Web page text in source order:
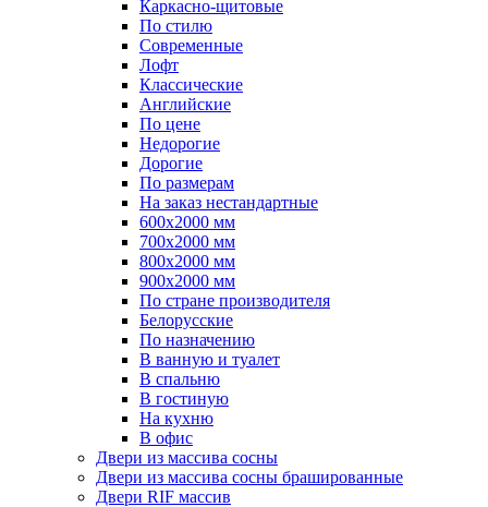
Каркасно-щитовые
По стилю
Современные
Лофт
Классические
Английские
По цене
Недорогие
Дорогие
По размерам
На заказ нестандартные
600х2000 мм
700х2000 мм
800х2000 мм
900х2000 мм
По стране производителя
Белорусские
По назначению
В ванную и туалет
В спальню
В гостиную
На кухню
В офис
Двери из массива сосны
Двери из массива сосны брашированные
Двери RIF массив